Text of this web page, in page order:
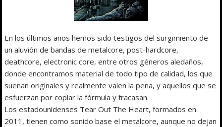
En los últimos años hemos sido testigos del surgimiento de
un aluvión de bandas de metalcore, post-hardcore,
deathcore, electronic core, entre otros géneros aledaños,
donde encontramos material de todo tipo de calidad, los que
suenan originales y realmente valen la pena, y aquellos que se
esfuerzan por copiar la fórmula y fracasan.
Los estadounidenses Tear Out The Heart, formados en
2011, tienen como sonido base el metalcore, aunque no dejan